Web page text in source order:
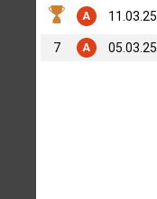
A 11.03.25
7 A 05.03.25